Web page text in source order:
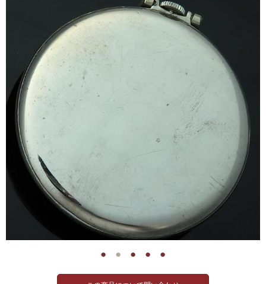
● ● ● ● ●